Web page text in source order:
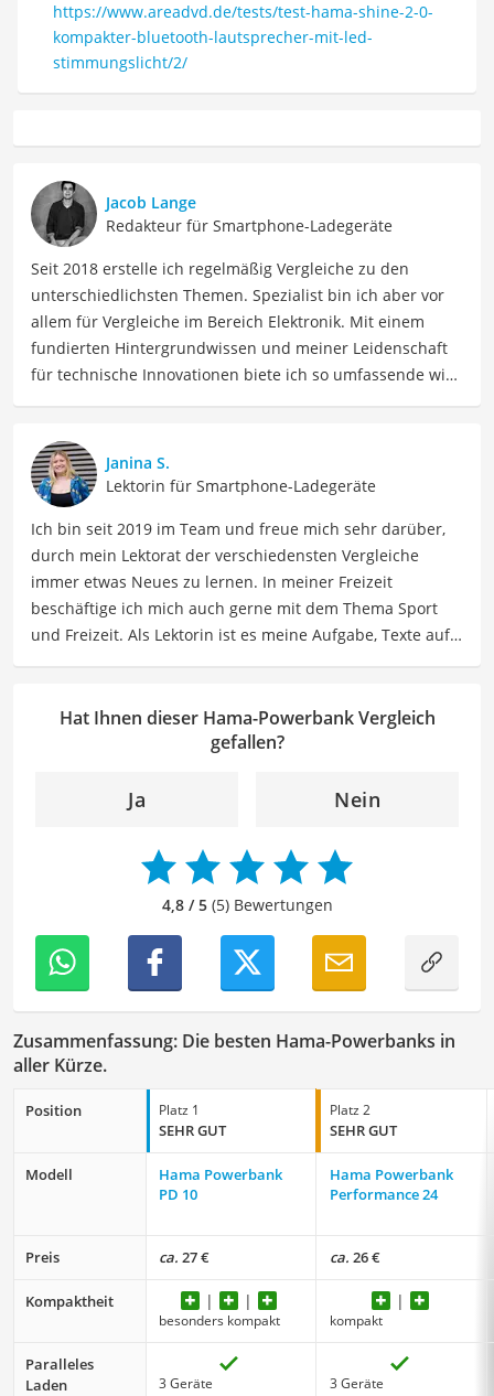
https://www.areadvd.de/tests/test-hama-shine-2-0-
kompakter-bluetooth-lautsprecher-mit-led-
stimmungslicht/2/
Jacob Lange
Redakteur für Smartphone-Ladegeräte
Seit 2018 erstelle ich regelmäßig Vergleiche zu den
unterschiedlichsten Themen. Spezialist bin ich aber vor
allem für Vergleiche im Bereich Elektronik. Mit einem
fundierten Hintergrundwissen und meiner Leidenschaft
für technische Innovationen biete ich so umfassende wie
detaillierte Produktvergleiche, Kaufberatungen und
technische Analysen, um Verbrauchern dabei zu helfen,
sowohl informierte Entscheidungen zu treffen als auch
die besten elektronischen Lösungen für ihre Bedürfnisse
zu finden.
Der Hama-Powerbank-Vergleich ist aus unserer Sicht
besonders empfehlenswert fürMobile Nutzer.
Janina S.
Lektorin für Smartphone-Ladegeräte
Ich bin seit 2019 im Team und freue mich sehr darüber,
durch mein Lektorat der verschiedensten Vergleiche
immer etwas Neues zu lernen. In meiner Freizeit
beschäftige ich mich auch gerne mit dem Thema Sport
und Freizeit. Als Lektorin ist es meine Aufgabe, Texte auf
Autoren dabei zu helfen, ihre Botschaften klar und
effektiv zu kommunizieren. Durch meine Leidenschaft für
Interessen, bringe ich frische Perspektiven sowie neue
dass die Texte sowohl qualitativ hochwertig als auch
ansprechend sind.
Hat Ihnen dieser Hama-Powerbank Vergleich
gefallen?
Ja Nein
4,8 / 5(5) Bewertungen
Zusammenfassung: Die besten Hama-Powerbanks in
aller Kürze.
Position Platz 1
SEHR GUT
Platz 2
SEHR GUT
Modell
Hama Powerbank
PD 10
Hama Powerbank
Performance 24
Preis ca. 27 € ca. 26 €
Kompaktheit
besonders kompakt kompakt
Paralleles
Laden
3 Geräte 3 Geräte